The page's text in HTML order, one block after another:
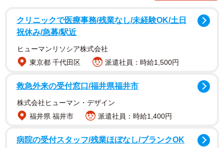
クリニックで医療事務/残業なし/未経験OK/土日
祝休み/急募/駅近
ヒューマンリソシア株式会社
東京都 千代田区
派遣社員：時給1,500円
救急外来の受付窓口/福井県福井市
株式会社ヒューマン・デザイン
福井県 福井市
派遣社員：時給1,400円
病院の受付スタッフ/残業ほぼなし/ブランクOK